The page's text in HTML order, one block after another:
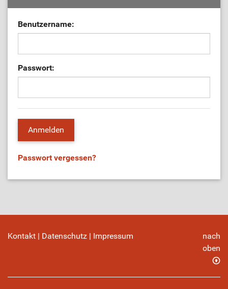
Benutzername:
Passwort:
Passwort vergessen?
Kontakt | Datenschutz | Impressum
nach
oben